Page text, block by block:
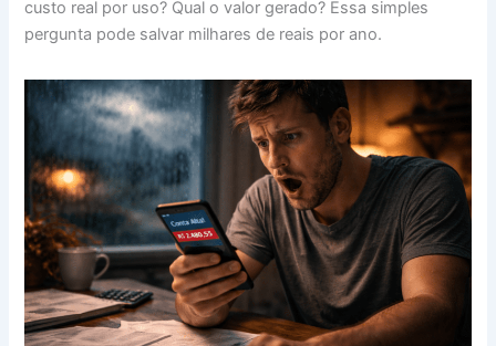
custo real por uso? Qual o valor gerado? Essa simples
pergunta pode salvar milhares de reais por ano.